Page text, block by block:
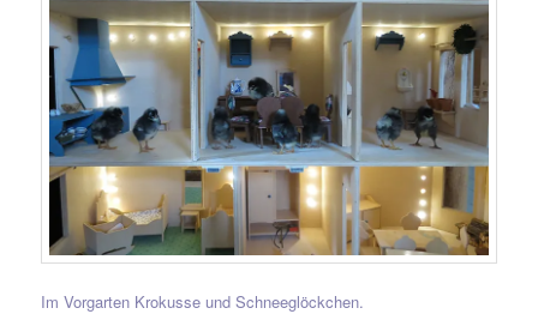
Im Vorgarten Krokusse und Schneeglöckchen.